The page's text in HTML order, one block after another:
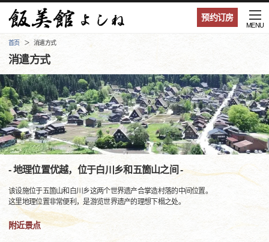
预约订房
MENU
首页 消遣方式
消遣方式
- 地理位置优越，位于白川乡和五箇山之间 -
该设施位于五箇山和白川乡这两个世界遗产合掌造村落的中间位置。
这里地理位置非常便利，是游览世界遗产的理想下榻之处。
附近景点